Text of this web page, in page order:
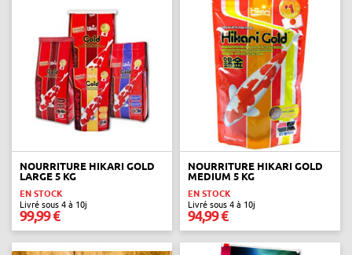
NOURRITURE HIKARI GOLD
LARGE 5 KG
EN STOCK
Livré sous 4 à 10j
99,99 €
NOURRITURE HIKARI GOLD
MEDIUM 5 KG
EN STOCK
Livré sous 4 à 10j
94,99 €